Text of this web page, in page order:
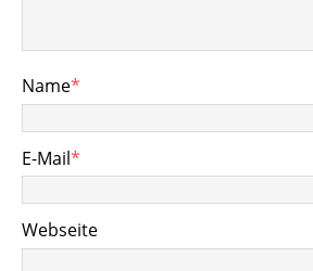
Name*
E-Mail*
Webseite